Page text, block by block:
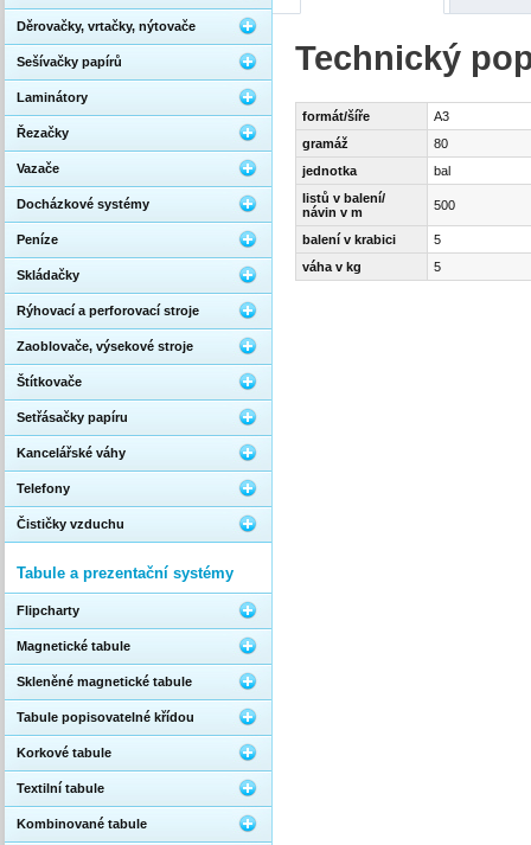
Technický
formát/šíře
A3
gramáž
80
jednotka
bal
listů v balení/
návin v m
500
balení v krabici
5
váha v kg
5
Děrovačky, vrtačky, nýtovače
Sešívačky papírů
Laminátory
Řezačky
Vazače
Docházkové systémy
Peníze
Skládačky
Rýhovací a perforovací stroje
Zaoblovače, výsekové stroje
Štítkovače
Setřásačky papíru
Kancelářské váhy
Telefony
Čističky vzduchu
Tabule a prezentační systémy
Flipcharty
Magnetické tabule
Skleněné magnetické tabule
Tabule popisovatelné křídou
Korkové tabule
Textilní tabule
Kombinované tabule